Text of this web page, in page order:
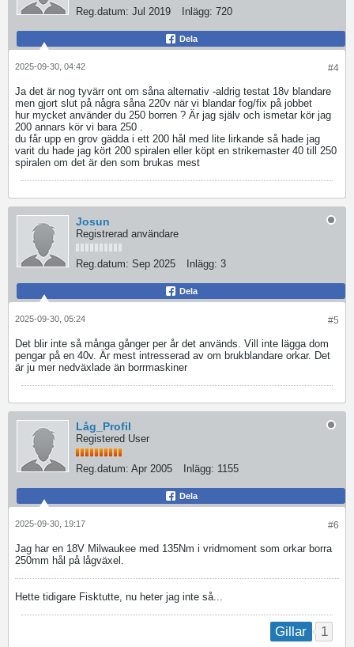
Reg.datum: Jul 2019 Inlägg: 720
Dela
#4
2025-09-30, 04:42
Ja det är nog tyvärr ont om såna alternativ -aldrig testat 18v blandare
men gjort slut på några såna 220v när vi blandar fog/fix på jobbet
hur mycket använder du 250 borren ? Är jag själv och ismetar kör jag
200 annars kör vi bara 250 .
du får upp en grov gädda i ett 200 hål med lite lirkande så hade jag
varit du hade jag kört 200 spiralen eller köpt en strikemaster 40 till 250
spiralen om det är den som brukas mest
Josun
Registrerad användare
Reg.datum: Sep 2025 Inlägg: 3
Dela
#5
2025-09-30, 05:24
Det blir inte så många gånger per år det används. Vill inte lägga dom
pengar på en 40v. Är mest intresserad av om brukblandare orkar. Det
är ju mer nedväxlade än borrmaskiner
Låg_Profil
Registered User
Reg.datum: Apr 2005 Inlägg: 1155
Dela
#6
2025-09-30, 19:17
Jag har en 18V Milwaukee med 135Nm i vridmoment som orkar borra
250mm hål på lågväxel.
Hette tidigare Fisktutte, nu heter jag inte så...
Gillar 1